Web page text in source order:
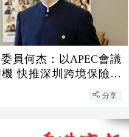
員何杰：以APEC會議
快推深圳跨境保險服
分享